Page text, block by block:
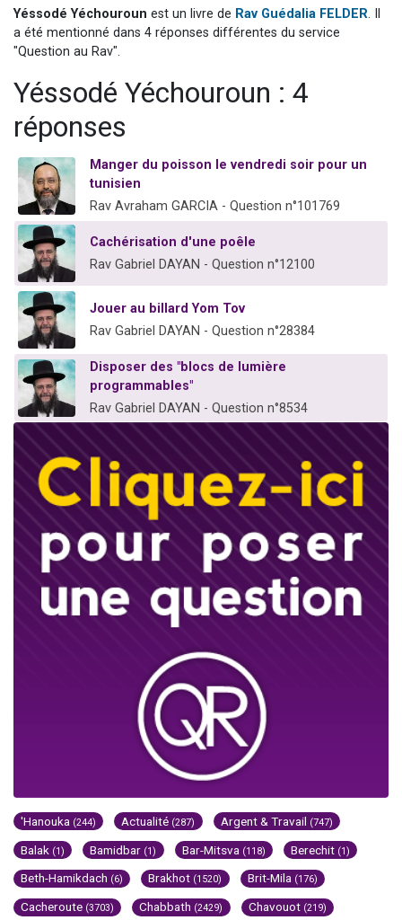
3 personnes viennent de nous rejoindre sur WhatsApp
3 personnes viennent de faire un don pour Diane, 80 ans, dans un appartement insalubre
Yéssodé Yéchouroun est un livre de Rav Guédalia FELDER. Il
a été mentionné dans 4 réponses différentes du service
"Question au Rav".
Yéssodé Yéchouroun : 4
réponses
Manger du poisson le vendredi soir pour un
tunisien
Rav Avraham GARCIA - Question n°101769
Cachérisation d'une poêle
Rav Gabriel DAYAN - Question n°12100
Jouer au billard Yom Tov
Rav Gabriel DAYAN - Question n°28384
Disposer des "blocs de lumière
programmables"
Rav Gabriel DAYAN - Question n°8534
'Hanouka (244) Actualité (287) Argent & Travail (747)
Balak (1) Bamidbar (1) Bar-Mitsva (118) Berechit (1)
Beth-Hamikdach (6) Brakhot (1520) Brit-Mila (176)
Cacheroute (3703) Chabbath (2429) Chavouot (219)